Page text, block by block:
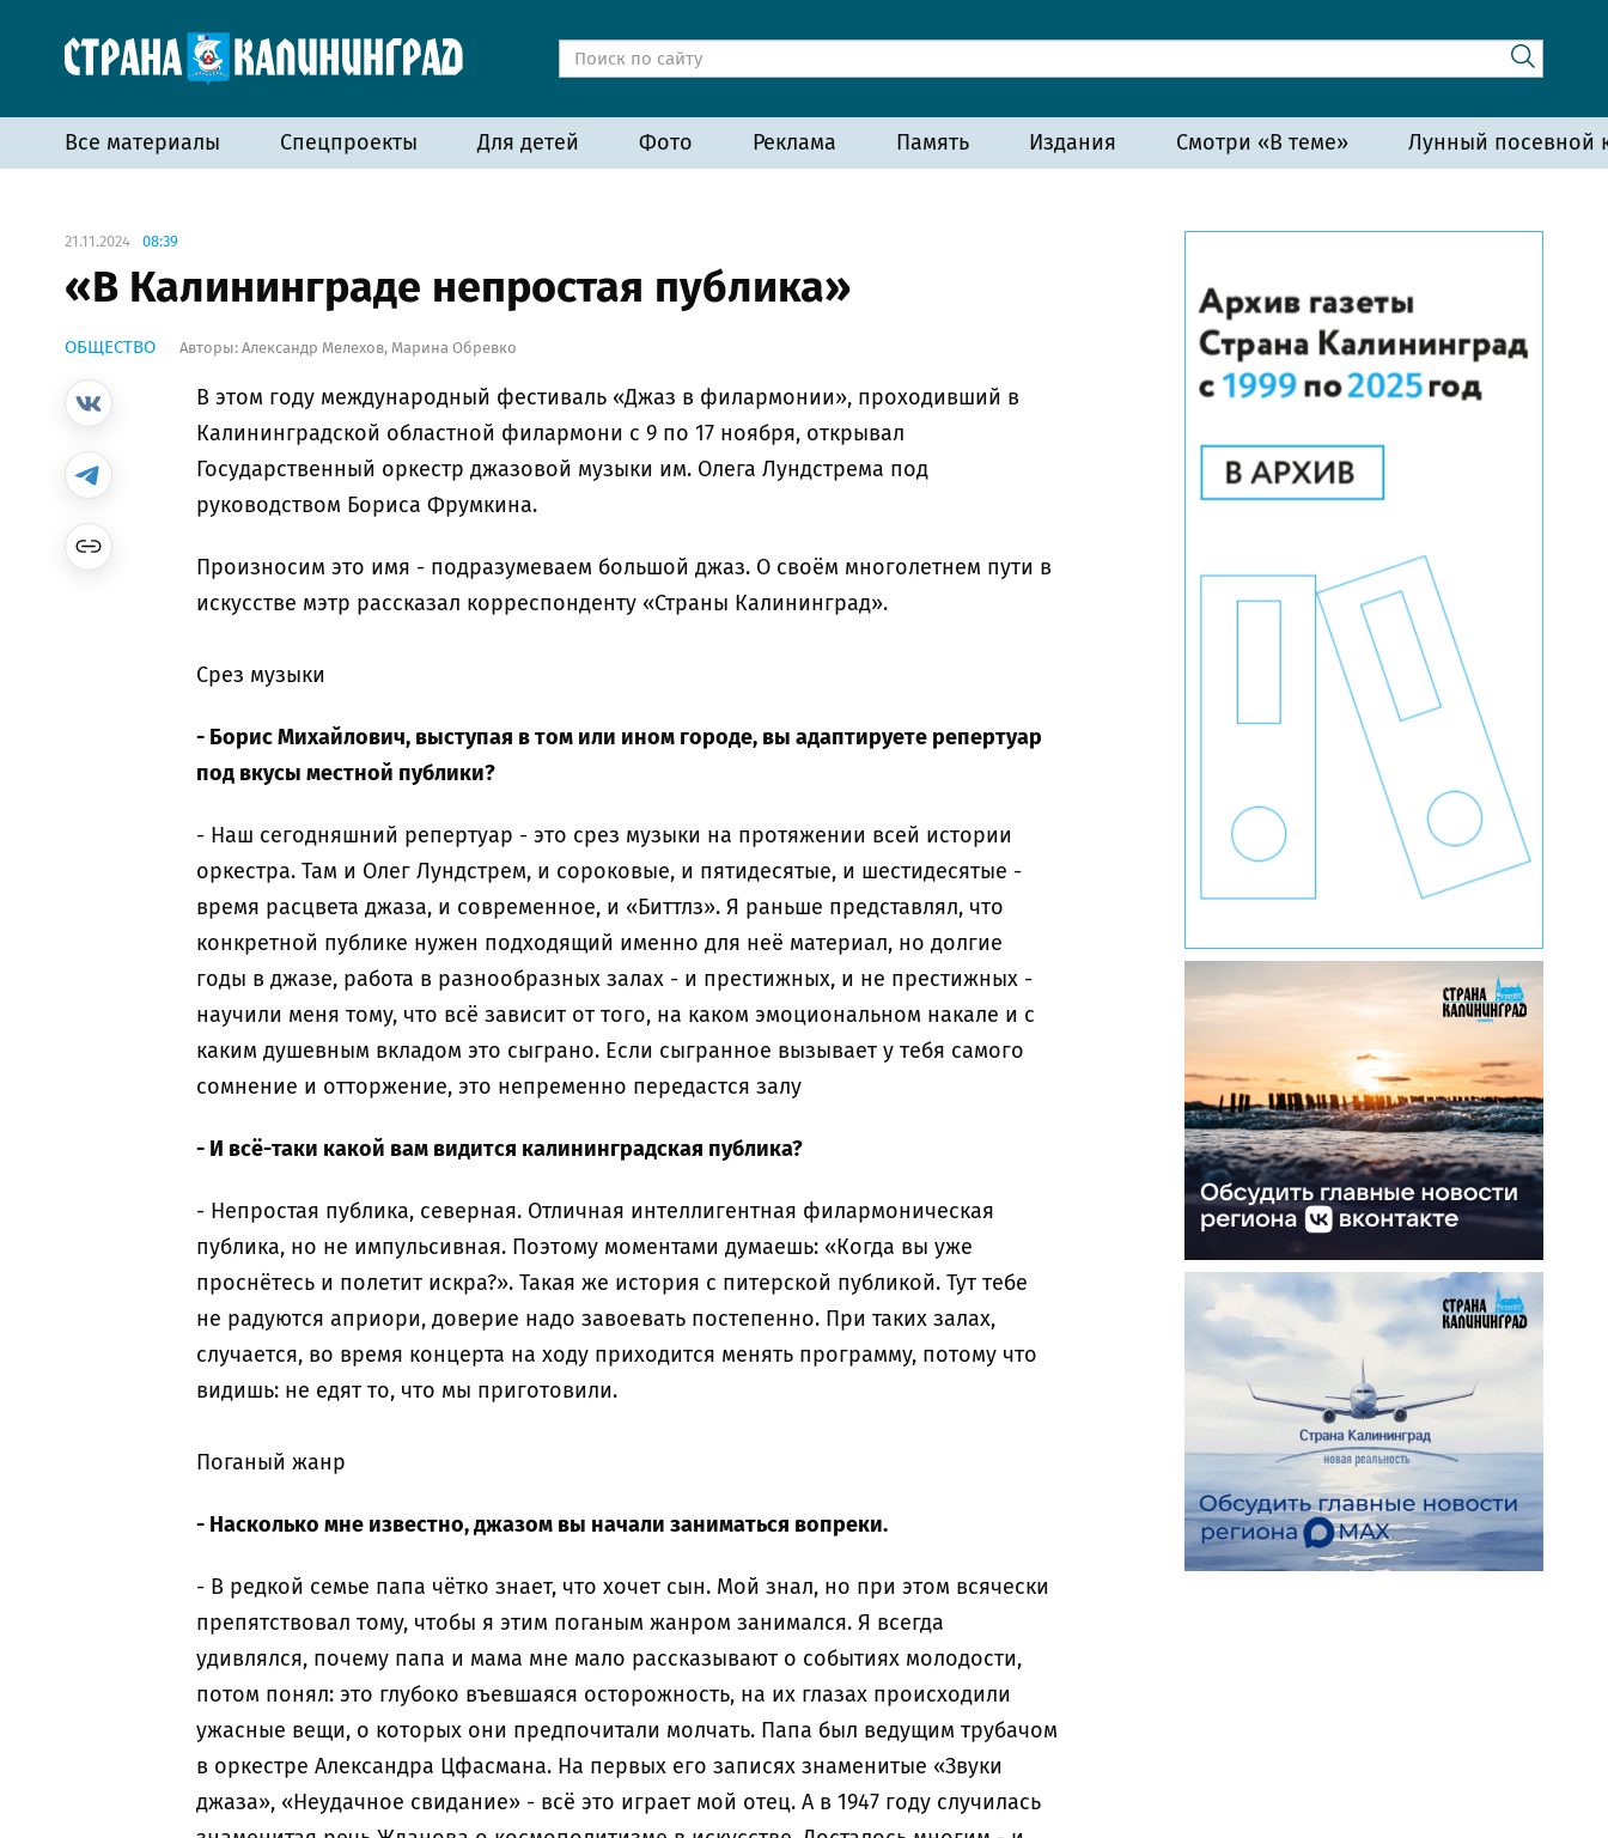
Все материалы Спецпроекты Для детей Фото Реклама Память Издания Смотри «В теме» Лунный посевной
21.11.2024 08:39
«В Калининграде непростая публика»
ОБЩЕСТВО Авторы: Александр Мелехов, Марина Обревко
В этом году международный фестиваль «Джаз в филармонии», проходивший в
Калининградской областной филармони с 9 по 17 ноября, открывал
Государственный оркестр джазовой музыки им. Олега Лундстрема под
руководством Бориса Фрумкина.
Произносим это имя - подразумеваем большой джаз. О своём многолетнем пути в
искусстве мэтр рассказал корреспонденту «Страны Калининград».
Срез музыки
- Борис Михайлович, выступая в том или ином городе, вы адаптируете репертуар
под вкусы местной публики?
- Наш сегодняшний репертуар - это срез музыки на протяжении всей истории
оркестра. Там и Олег Лундстрем, и сороковые, и пятидесятые, и шестидесятые -
время расцвета джаза, и современное, и «Биттлз». Я раньше представлял, что
конкретной публике нужен подходящий именно для неё материал, но долгие
годы в джазе, работа в разнообразных залах - и престижных, и не престижных -
научили меня тому, что всё зависит от того, на каком эмоциональном накале и с
каким душевным вкладом это сыграно. Если сыгранное вызывает у тебя самого
сомнение и отторжение, это непременно передастся залу
- И всё-таки какой вам видится калининградская публика?
- Непростая публика, северная. Отличная интеллигентная филармоническая
публика, но не импульсивная. Поэтому моментами думаешь: «Когда вы уже
проснётесь и полетит искра?». Такая же история с питерской публикой. Тут тебе
не радуются априори, доверие надо завоевать постепенно. При таких залах,
случается, во время концерта на ходу приходится менять программу, потому что
видишь: не едят то, что мы приготовили.
Поганый жанр
- Насколько мне известно, джазом вы начали заниматься вопреки.
- В редкой семье папа чётко знает, что хочет сын. Мой знал, но при этом всячески
препятствовал тому, чтобы я этим поганым жанром занимался. Я всегда
удивлялся, почему папа и мама мне мало рассказывают о событиях молодости,
потом понял: это глубоко въевшаяся осторожность, на их глазах происходили
ужасные вещи, о которых они предпочитали молчать. Папа был ведущим трубачом
в оркестре Александра Цфасмана. На первых его записях знаменитые «Звуки
джаза», «Неудачное свидание» - всё это играет мой отец. А в 1947 году случилась